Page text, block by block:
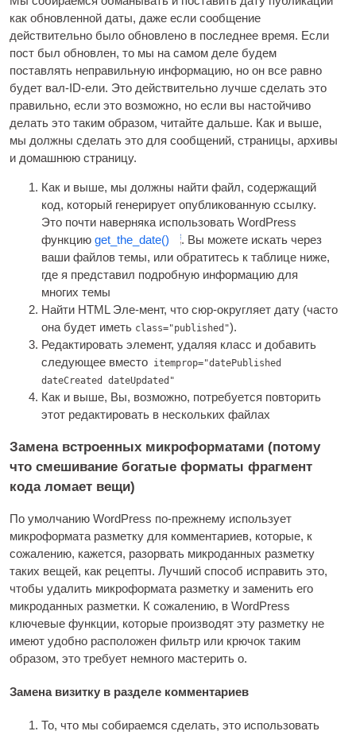
как обновленной даты, даже если сообщение
действительно было обновлено в последнее время. Если
пост был обновлен, то мы на самом деле будем
поставлять неправильную информацию, но он все равно
будет вал-ID-ели. Это действительно лучше сделать это
правильно, если это возможно, но если вы настойчиво
делать это таким образом, читайте дальше. Как и выше,
мы должны сделать это для сообщений, страницы, архивы
и домашнюю страницу.
Как и выше, мы должны найти файл, содержащий
код, который генерирует опубликованную ссылку.
Это почти наверняка использовать WordPress
функциюget_the_date()
. Вы можете искать через
ваши файлов темы, или обратитесь к таблице ниже,
где я представил подробную информацию для
многих темы
Найти HTML Эле-мент, что сюр-округляет дату (часто
она будет иметь class="published").
Редактировать элемент, удаляя класс и добавить
следующее вместо itemprop="datePublished
dateCreated dateUpdated"
Как и выше, Вы, возможно, потребуется повторить
этот редактировать в нескольких файлах
Замена встроенных микроформатами (потому
что смешивание богатые форматы фрагмент
кода ломает вещи)
По умолчанию WordPress по-прежнему использует
микроформата разметку для комментариев, которые, к
сожалению, кажется, разорвать микроданных разметку
таких вещей, как рецепты. Лучший способ исправить это,
чтобы удалить микроформата разметку и заменить его
микроданных разметки. К сожалению, в WordPress
ключевые функции, которые производят эту разметку не
имеют удобно расположен фильтр или крючок таким
образом, это требует немного мастерить о.
Замена визитку в разделе комментариев
То, что мы собираемся сделать, это использовать